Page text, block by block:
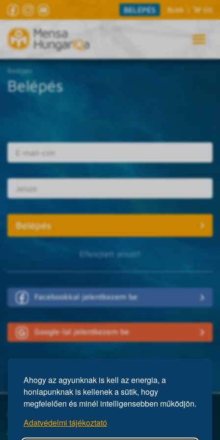
Ahogy az agyunknak is kell az energia, a
honlapunknak is kellenek a sütik, hogy
megfelelően és minél intelligensebben működjön.
Adatvédelmi tájékoztató
BELÉPÉS Butik | (0)
Belépés
Belépés
Elfelejtett jelszó?
Facebookkal jelentkezem be
Google-lal jelentkezem be
A Mensa egy nemzetközi egyesület, közel 150 ezer taggal a világ